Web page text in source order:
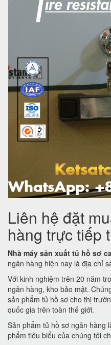
Liên hệ đặt
hàng trực tiếp
Nhà máy sản xuất tủ hồ sơ
ngân hàng hiện nay là địa chỉ
Với kinh nghiệm trên 20 năm
ngân hàng, kho bảo mật.
sản phẩm tủ hồ sơ cho thị
quốc gia trên toàn thế giới.
Sản phẩm tủ hồ sơ ngân hàng
phẩm tiêu biểu của chúng tôi